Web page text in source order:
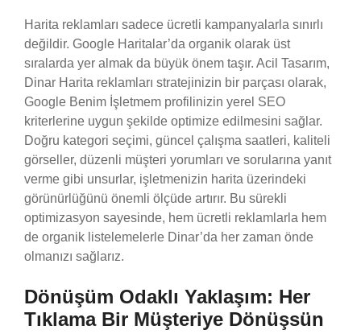
Harita reklamları sadece ücretli kampanyalarla sınırlı
değildir. Google Haritalar’da organik olarak üst
sıralarda yer almak da büyük önem taşır. Acil Tasarım,
Dinar Harita reklamları stratejinizin bir parçası olarak,
Google Benim İşletmem profilinizin yerel SEO
kriterlerine uygun şekilde optimize edilmesini sağlar.
Doğru kategori seçimi, güncel çalışma saatleri, kaliteli
görseller, düzenli müşteri yorumları ve sorularına yanıt
verme gibi unsurlar, işletmenizin harita üzerindeki
görünürlüğünü önemli ölçüde artırır. Bu sürekli
optimizasyon sayesinde, hem ücretli reklamlarla hem
de organik listelemelerle Dinar’da her zaman önde
olmanızı sağlarız.
Dönüşüm Odaklı Yaklaşım: Her
Tıklama Bir Müşteriye Dönüşsün